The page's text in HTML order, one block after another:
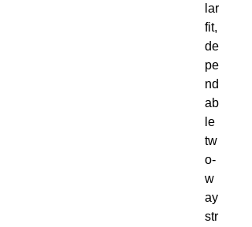
lar
fit,
de
pe
nd
ab
le
tw
o-
w
ay
str